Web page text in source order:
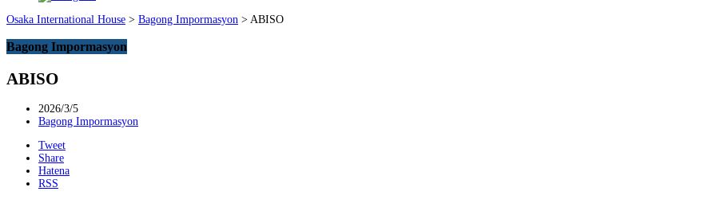
Osaka International House > Bagong Impormasyon > ABISO
Bagong Impormasyon
ABISO
2026/3/5
Bagong Impormasyon
Tweet
Share
Hatena
RSS